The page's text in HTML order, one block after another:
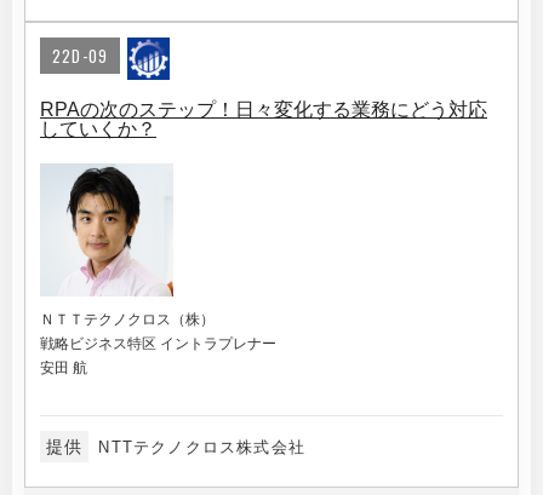
22D-09
RPAの次のステップ！日々変化する業務にどう対応
していくか？
ＮＴＴテクノクロス（株）
戦略ビジネス特区 イントラプレナー
安田 航
提供 NTTテクノクロス株式会社